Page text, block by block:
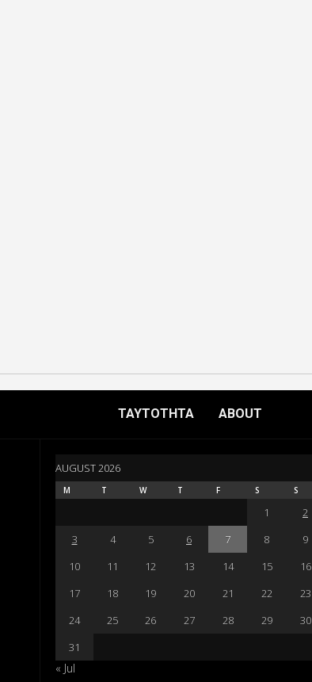
ΤΑΥΤΟΤΗΤΑ ABOUT
AUGUST 2026
M T W T F S S
1
2
3
4 5 6 7 8
9
10
11 12 13 14 15
16
17
18 19 20 21 22
23
24
25 26 27 28 29
30
31
« Jul